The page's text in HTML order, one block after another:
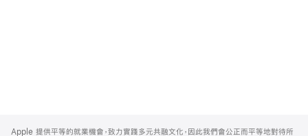
Footer
Apple 提供平等的就業機會，致力實踐多元共融文化，因此我們會公正而平等地對待所